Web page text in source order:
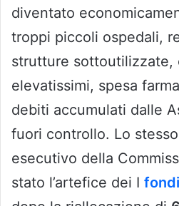
diventato
troppi piccoli ospedali,
strutture sottoutilizzate,
elevatissimi, spesa
debiti accumulati dalle
fuori controllo. Lo
esecutivo della
stato l’artefice dei I